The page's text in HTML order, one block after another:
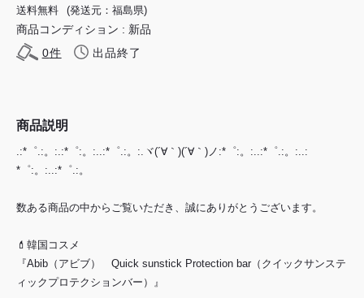
送料無料 (発送元：福島県)
商品コンディション : 新品
0件 出品終了
商品説明
.:*゜.:。:.:*゜:。:..:*゜.:。:.ヾ(´∀｀)(´∀｀)ノ:*゜:。:..:*゜.:。:..:
*゜:。:..:*゜.:。
数ある商品の中からご覧いただき、誠にありがとうございます。
💄韓国コスメ
『Abib（アビブ） Quick sunstick Protection bar（クイックサンステ
ィックプロテクションバー）』